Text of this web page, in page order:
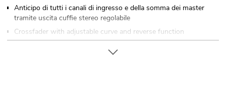
Anticipo di tutti i canali di ingresso e della somma dei master
tramite uscita cuffie stereo regolabile
Crossfader with adjustable curve and reverse function
LED stereo a 6 cifre, commutabile tra segnale master e PFL